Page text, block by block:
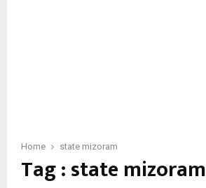
Home state mizoram
Tag : state mizoram